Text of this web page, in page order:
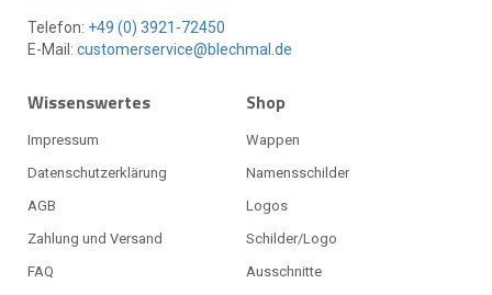
Telefon: +49 (0) 3921-72450
E-Mail: customerservice@blechmal.de
Wissenswertes
Impressum
Datenschutzerklärung
AGB
Zahlung und Versand
FAQ
Shop
Wappen
Namensschilder
Logos
Schilder/Logo
Ausschnitte